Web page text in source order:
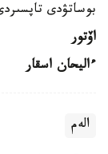
بوساتۋدى
اۆتور
ءاليحان اسقار
الەم